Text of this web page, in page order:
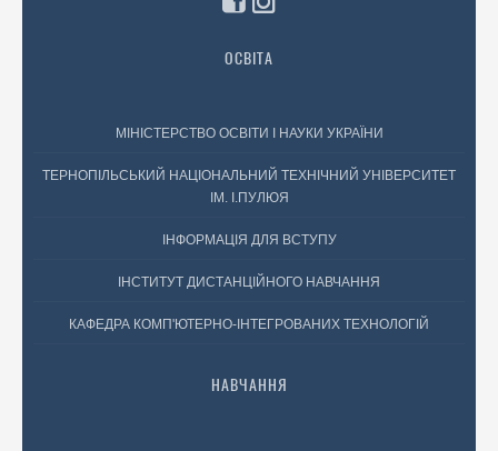
ОСВІТА
МІНІСТЕРСТВО ОСВІТИ І НАУКИ УКРАЇНИ
ТЕРНОПІЛЬСЬКИЙ НАЦІОНАЛЬНИЙ ТЕХНІЧНИЙ УНІВЕРСИТЕТ
ІМ. І.ПУЛЮЯ
ІНФОРМАЦІЯ ДЛЯ ВСТУПУ
ІНСТИТУТ ДИСТАНЦІЙНОГО НАВЧАННЯ
КАФЕДРА КОМП'ЮТЕРНО-ІНТЕГРОВАНИХ ТЕХНОЛОГІЙ
НАВЧАННЯ